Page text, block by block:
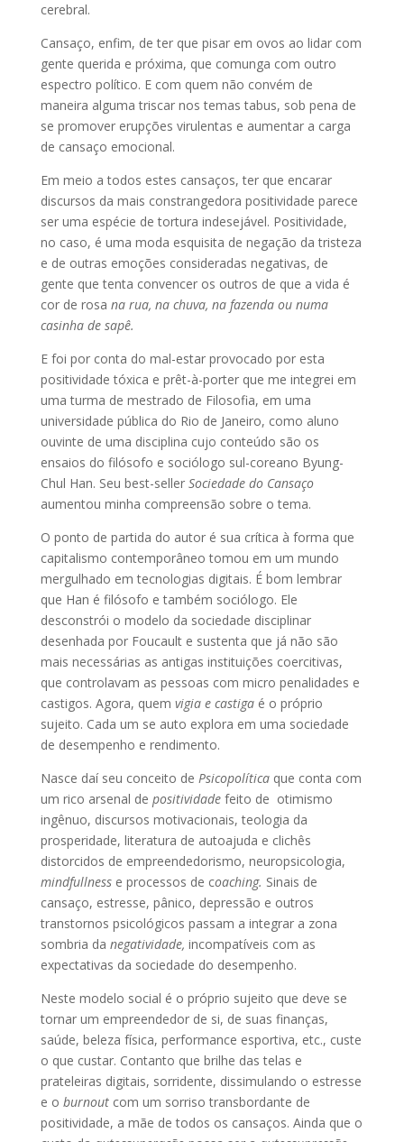
cerebral.
Cansaço, enfim, de ter que pisar em ovos ao lidar com
gente querida e próxima, que comunga com outro
espectro político. E com quem não convém de
maneira alguma triscar nos temas tabus, sob pena de
se promover erupções virulentas e aumentar a carga
de cansaço emocional.
Em meio a todos estes cansaços, ter que encarar
discursos da mais constrangedora positividade parece
ser uma espécie de tortura indesejável. Positividade,
no caso, é uma moda esquisita de negação da tristeza
e de outras emoções consideradas negativas, de
gente que tenta convencer os outros de que a vida é
cor de rosa na rua, na chuva, na fazenda ou numa
casinha de sapê.
E foi por conta do mal-estar provocado por esta
positividade tóxica e prêt-à-porter que me integrei em
uma turma de mestrado de Filosofia, em uma
universidade pública do Rio de Janeiro, como aluno
ouvinte de uma disciplina cujo conteúdo são os
ensaios do filósofo e sociólogo sul-coreano Byung-
Chul Han. Seu best-seller Sociedade do Cansaço
aumentou minha compreensão sobre o tema.
O ponto de partida do autor é sua crítica à forma que
capitalismo contemporâneo tomou em um mundo
mergulhado em tecnologias digitais. É bom lembrar
que Han é filósofo e também sociólogo. Ele
desconstrói o modelo da sociedade disciplinar
desenhada por Foucault e sustenta que já não são
mais necessárias as antigas instituições coercitivas,
que controlavam as pessoas com micro penalidades e
castigos. Agora, quem vigia e castigaé o próprio
sujeito. Cada um se auto explora em uma sociedade
de desempenho e rendimento.
Nasce daí seu conceito de Psicopolíticaque conta com
um rico arsenal de positividadefeito de otimismo
ingênuo, discursos motivacionais, teologia da
prosperidade, literatura de autoajuda e clichês
distorcidos de empreendedorismo, neuropsicologia,
mindfullnesse processos de coaching. Sinais de
cansaço, estresse, pânico, depressão e outros
transtornos psicológicos passam a integrar a zona
sombria da negatividade, incompatíveis com as
expectativas da sociedade do desempenho.
Neste modelo social é o próprio sujeito que deve se
tornar um empreendedor de si, de suas finanças,
saúde, beleza física, performance esportiva, etc., custe
o que custar. Contanto que brilhe das telas e
prateleiras digitais, sorridente, dissimulando o estresse
e o burnout com um sorriso transbordante de
positividade, a mãe de todos os cansaços. Ainda que o